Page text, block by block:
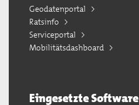
Geodatenportal
Ratsinfo
Serviceportal
Mobilitätsdashboard
Eingesetzte Software